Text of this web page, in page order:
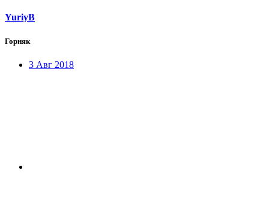
YuriyB
Горняк
3 Авг 2018